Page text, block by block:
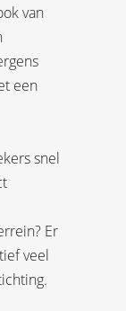
van
een
snel
Er
veel